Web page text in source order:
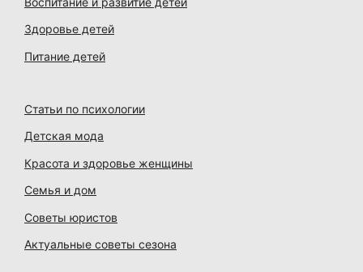
Здоровье детей
Питание детей
Статьи по психологии
Детская мода
Красота и здоровье женщины
Семья и дом
Советы юристов
Актуальные советы сезона